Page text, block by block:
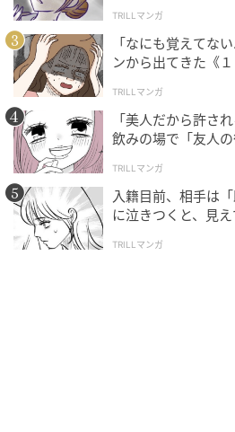
TRILLマンガ
「なにも覚えてな
ンから出てきた《
TRILLマンガ
「美人だから許さ
飲みの場で「友人
TRILLマンガ
入籍目前、相手は
に泣きつくと、見
TRILLマンガ